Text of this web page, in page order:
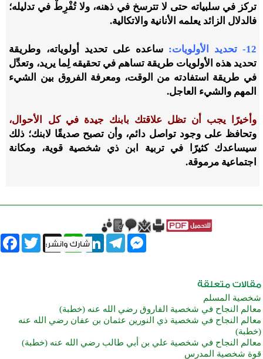
تركز في سلبياته حتى لا تترسخ في ذهنه، ولا تُفْرِطْ في تدليله؛
فالدلال الزائد يعلمه الأنانية والاتكالية.
12- تحديد الأولويات:
ساعده على تحديد أولوياته، وطريقة
تحديد هذه الأولويات طريقة تساهم في تحقيقه لِما يريد، وتعدِّل
في طريقة استفادته من الوقت، ومعرفة الفروق بين الشيء
المهم والشيء العاجل.
وأخيرًا يجب أن تظل علاقتك بابنك جيدة في كل الأحوال،
وتحافظ على وجود تواصل دائم، وأن تصبح صديقًا لابنك؛ ذلك
سيساعدك كثيرًا في تربية ابن ذي شخصية قوية، ومكانة
اجتماعية مرموقة.
Twitter X
WhatsAppLinkedInTelegram
Messenger
شخصية المسلم
معالم النجاح في شخصية الفاروق رضي الله عنه (خطبة)
معالم النجاح في شخصية ذي النورين عثمان بن عفان رضي الله عنه
(خطبة)
معالم النجاح في شخصية علي بن أبي طالب رضي الله عنه (خطبة)
قوة شخصية المدرس